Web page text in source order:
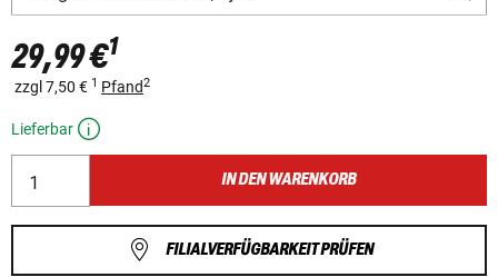
29,99 €1
zzgl 7,50 € 1 Pfand2
Lieferbar
IN DEN WARENKORB
FILIALVERFÜGBARKEIT PRÜFEN